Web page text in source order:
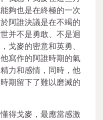
夠也是在終極的一次
阿誰決議是在不竭的
并不是勇敢、不是迴
戈麥的密意和英勇、
寫作的阿誰時期的氣
力和感情，同時，他
期留下了難以磨滅的
得戈麥，最應當感激